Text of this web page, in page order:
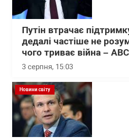
Путін втрачає
дедалі частіше не
чого триває війна – АВС
3 серпня, 15:03
Новини світу